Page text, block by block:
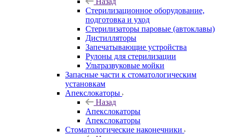
Стерилизационное оборудование,
подготовка и уход
Стерилизаторы паровые (автоклавы)
Дистилляторы
Запечатывающие устройства
Рулоны для стерилизации
Ультразвуковые мойки
Запасные части к стоматологическим
установкам
Апекслокаторы
Назад
Апекслокаторы
Апекслокаторы
Стоматологические наконечники